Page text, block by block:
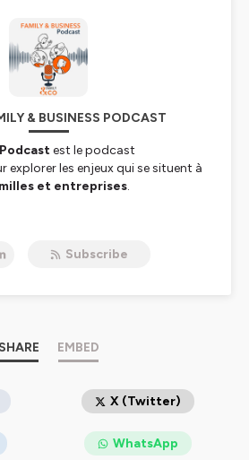
& BUSINESS PODCAST
est le podcast
les enjeux qui se situent à
et entreprises.
de partage pour les acteurs des
variés, des
et de renforcer les
de conseil spécialisé dans
Subscribe
SHARE EMBED
X (Twitter)
WhatsApp